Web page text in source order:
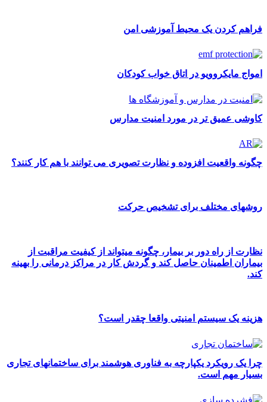
فراهم کردن یک محیط آموزشی امن
امواج مایکروویو در اتاق خواب کودکان
کاوشی عمیق تر در مورد امنیت مدارس
چگونه واقعیت افزوده و نظارت تصویری می توانند با هم کار کنند؟
روشهای مختلف برای تشخیص حرکت
نظارت از راه دور بر بیمار، چگونه میتواند از کیفیت مراقبت از
بیماران اطمینان حاصل کند و گردش کار در مراکز درمانی را بهینه
کند.
هزینه یک سیستم امنیتی واقعا چقدر است؟
چرا یک رویکرد یکپارچه به فناوری هوشمند برای ساختمانهای تجاری
بسیار مهم است.